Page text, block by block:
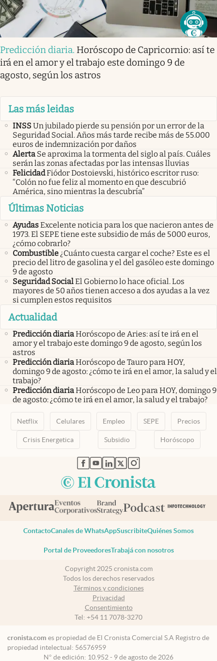
Predicción diaria. Horóscopo de Capricornio: así te
irá en el amor y el trabajo este domingo 9 de
agosto, según los astros
Las más leidas
INSSUn jubilado pierde su pensión por un error de la
Seguridad Social. Años más tarde recibe más de 55.000
euros de indemnización por daños
Alerta Se aproxima la tormenta del siglo al país. Cuáles
serán las zonas afectadas por las intensas lluvias
FelicidadFiódor Dostoievski, histórico escritor ruso:
“Colón no fue feliz al momento en que descubrió
América, sino mientras la descubría”
Últimas Noticias
AyudasExcelente noticia para los que nacieron antes de
1973. El SEPE tiene este subsidio de más de 5000 euros,
¿cómo cobrarlo?
Combustible¿Cuánto cuesta cargar el coche? Este es el
precio del litro de gasolina y el del gasóleo este domingo
9 de agosto
Seguridad SocialEl Gobierno lo hace oficial. Los
mayores de 50 años tienen acceso a dos ayudas a la vez
si cumplen estos requisitos
Actualidad
Predicción diariaHoróscopo de Aries: así te irá en el
amor y el trabajo este domingo 9 de agosto, según los
astros
Predicción diariaHoróscopo de Tauro para HOY,
domingo 9 de agosto: ¿cómo te irá en el amor, la salud y el
trabajo?
Predicción diariaHoróscopo de Leo para HOY, domingo 9
de agosto: ¿cómo te irá en el amor, la salud y el trabajo?
Netflix Celulares Empleo SEPE Precios
Crisis Energetica Subsidio Horóscopo
abre en nueva pestaña
abre en nueva pestaña
abre en nueva pestaña
abre en nueva pestaña
abre en nueva pestaña
ContactoCanales de WhatsAppSuscribiteQuiénes Somos
Portal de ProveedoresTrabajá con nosotros
Copyright 2025 cronista.com
Todos los derechos reservados
Términos y condiciones
Privacidad
Consentimiento
Tel: +54 11 7078-3270
cronista.com es propiedad de El Cronista Comercial S.A Registro de
propiedad intelectual: 56576959
N° de edición: 10.952 - 9 de agosto de 2026